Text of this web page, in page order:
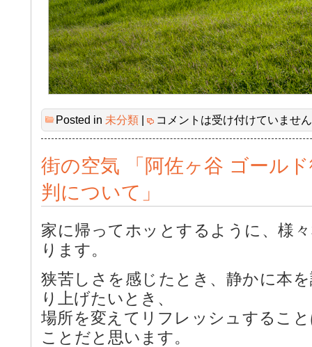
Posted in 未分類 | コメントは受け付けていませ
街の空気 「阿佐ヶ谷 ゴール
判について」
家に帰ってホッとするように、様
ります。
狭苦しさを感じたとき、静かに本
り上げたいとき、
場所を変えてリフレッシュするこ
ことだと思います。